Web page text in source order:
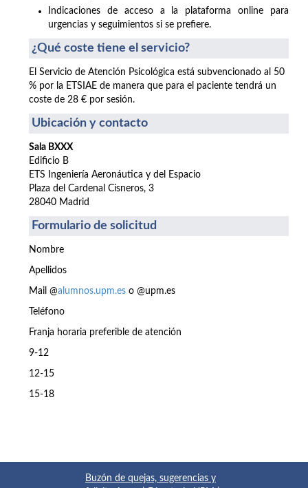
Indicaciones de acceso a la plataforma online para
urgencias y seguimientos si se prefiere.
¿Qué coste tiene el servicio?
El Servicio de Atención Psicológica está subvencionado al 50
% por la ETSIAE de manera que para el paciente tendrá un
coste de 28 € por sesión.
Ubicación y contacto
Sala BXXX
Edificio B
ETS Ingeniería Aeronáutica y del Espacio
Plaza del Cardenal Cisneros, 3
28040 Madrid
Formulario de solicitud
Nombre
Apellidos
Mail @alumnos.upm.es o @upm.es
Teléfono
Franja horaria preferible de atención
9-12
12-15
15-18
Buzón de quejas, sugerencias y